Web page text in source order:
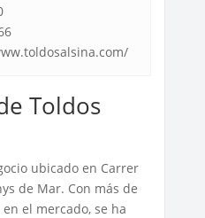
Toldos
ubicado en Carrer
de Mar. Con más de
el mercado, se ha